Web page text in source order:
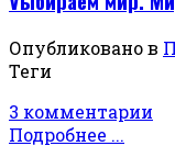
Опубликовано в
Теги
3 комментарии
Подробнее ...